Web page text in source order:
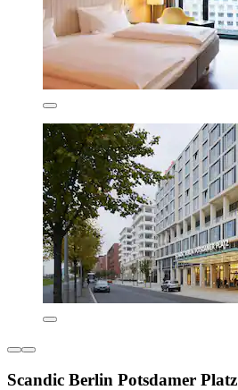
Scandic Berlin Potsdamer Platz